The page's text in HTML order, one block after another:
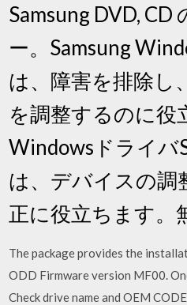
Samsung DVD,
ー。Samsung
は、障害を排除し
を調整するのに役
Windowsドライバ
は、デバイスの調
正に役立ちます。
The package provides the
ODD Firmware version MF00.
Check drive name and OEM